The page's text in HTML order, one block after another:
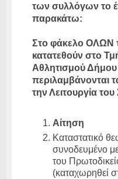
των συλλόγων το
παρακάτω:
Στο φάκελο ΟΛΩΝ
κατατεθούν στο
Αθλητισμού
περιλαμβάνονται
την Λειτουργία
Αίτηση
Καταστατικό
συνοδευμένο
του
(καταχωρηθεί